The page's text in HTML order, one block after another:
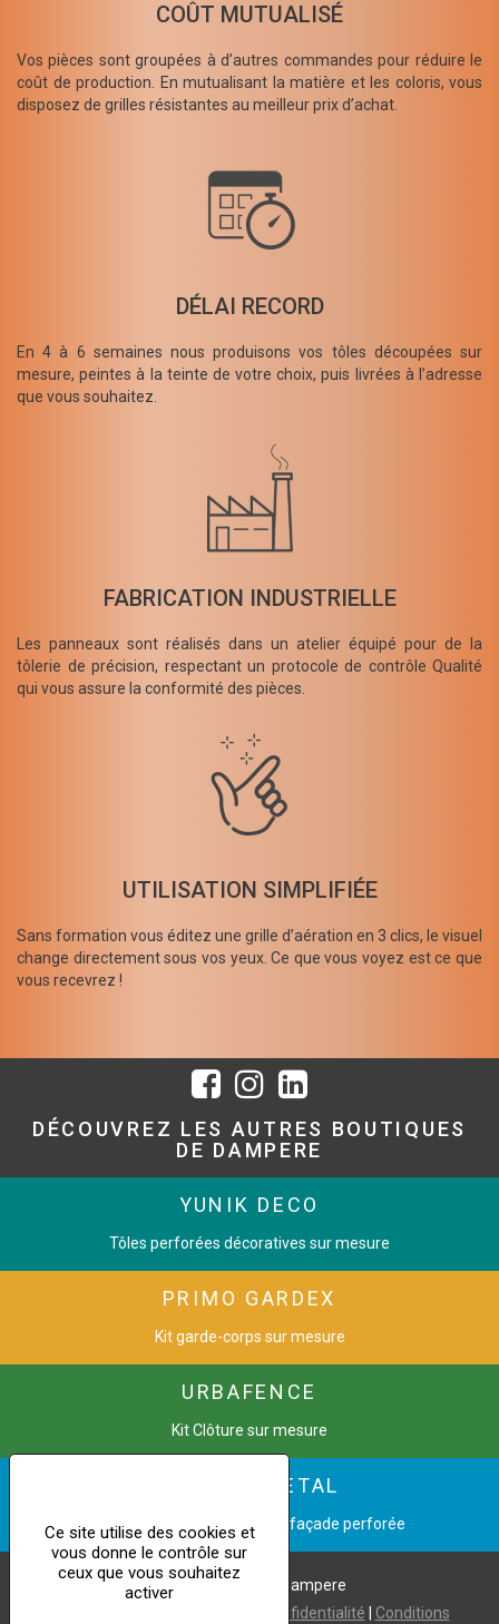
COÛT MUTUALISÉ
Vos pièces sont groupées à d’autres commandes pour réduire le
coût de production. En mutualisant la matière et les coloris, vous
disposez de grilles résistantes au meilleur prix d’achat.
DÉLAI RECORD
En 4 à 6 semaines nous produisons vos tôles découpées sur
mesure, peintes à la teinte de votre choix, puis livrées à l’adresse
que vous souhaitez.
FABRICATION INDUSTRIELLE
Les panneaux sont réalisés dans un atelier équipé pour de la
tôlerie de précision, respectant un protocole de contrôle Qualité
qui vous assure la conformité des pièces.
UTILISATION SIMPLIFIÉE
Sans formation vous éditez une grille d’aération en 3 clics, le visuel
change directement sous vos yeux. Ce que vous voyez est ce que
vous recevrez !
DÉCOUVREZ LES AUTRES BOUTIQUES
DE DAMPERE
YUNIK DECO
Tôles perforées décoratives sur mesure
PRIMO GARDEX
Kit garde-corps sur mesure
URBAFENCE
Kit Clôture sur mesure
CINETIC METAL
Transformez une image en façade perforée
Copyright © 2021 Dampere
Politique de confidentialité Conditions
Ce site utilise des cookies et
vous donne le contrôle sur
ceux que vous souhaitez
activer